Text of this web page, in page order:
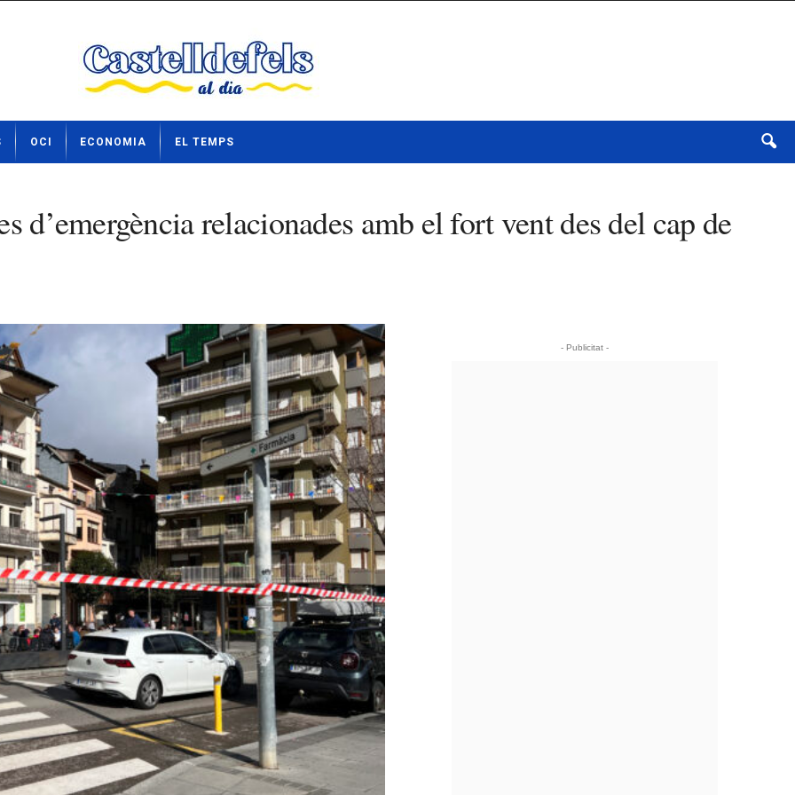
OCI ECONOMIA EL TEMPS
d’emergència relacionades amb el fort vent des del cap de
- Publicitat -